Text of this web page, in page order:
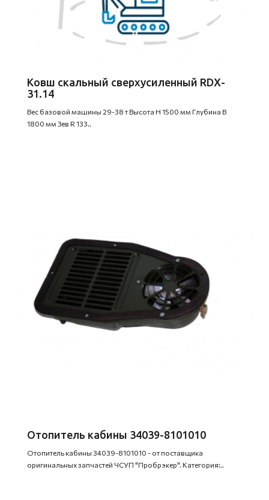
Ковш скальный сверхусиленный RDX-
31.14
Вес базовой машины 29-38 т Высота H 1500 мм Глубина B
1800 мм Зев R 133..
Отопитель кабины 34039-8101010
Отопитель кабины 34039-8101010 - от поставщика
оригинальных запчастей ЧСУП "Пробрэкер". Категория:..